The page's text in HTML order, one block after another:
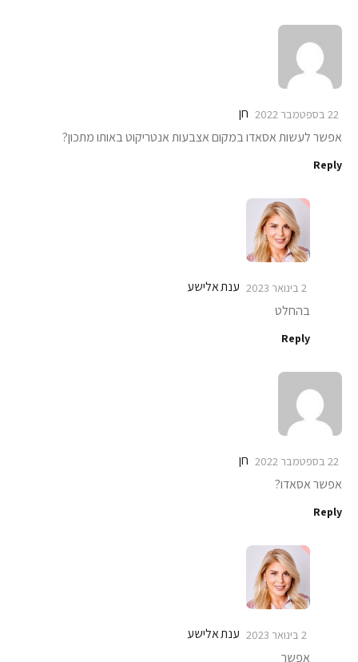
חן 22 בספטמבר 2022
אפשר לעשות אסאדו במקום אצבעות אנטריקוט באותו מתכון?
Reply
ענת אלישע 2 בינואר 2023
בהחלט
Reply
חן 22 בספטמבר 2022
אפשר אסאדו?
Reply
ענת אלישע 2 בינואר 2023
אפשר